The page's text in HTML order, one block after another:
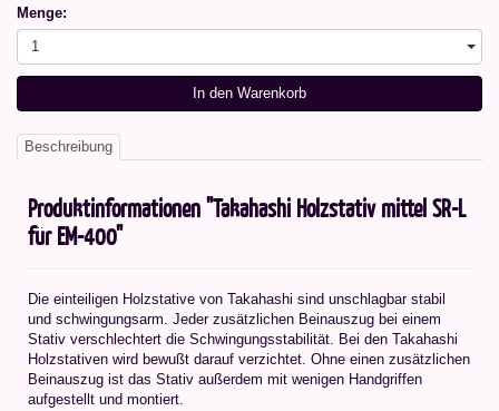
Menge:
1
In den Warenkorb
Beschreibung
Produktinformationen "Takahashi Holzstativ mittel SR-L
für EM-400"
Die einteiligen Holzstative von Takahashi sind unschlagbar stabil
und schwingungsarm. Jeder zusätzlichen Beinauszug bei einem
Stativ verschlechtert die Schwingungsstabilität. Bei den Takahashi
Holzstativen wird bewußt darauf verzichtet. Ohne einen zusätzlichen
Beinauszug ist das Stativ außerdem mit wenigen Handgriffen
aufgestellt und montiert.